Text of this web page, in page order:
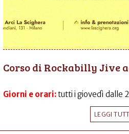
Corso di Rockabilly Jive
Giorni e orari:tutti i giovedì dalle
LEGGI